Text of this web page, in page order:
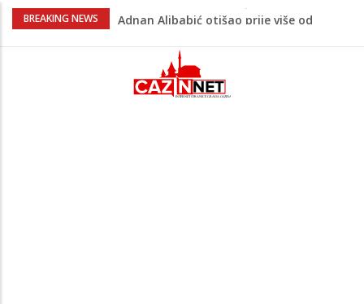
BREAKING NEWS
Adnan Alibabić otišao prije više od
"Preteško je, ali ne odustajemo"
Na mjestu gdje su nedavno poginula
dvojica mladića danas poginuo